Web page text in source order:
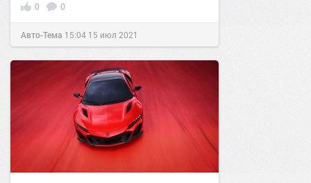
0 0
Авто-Тема 15:04 15 июл 2021